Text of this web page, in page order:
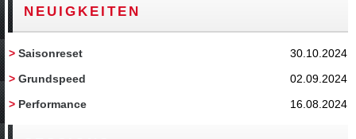
NEUIGKEITEN
> Saisonreset
30.10.2024
> Grundspeed
02.09.2024
> Performance 16.08.2024